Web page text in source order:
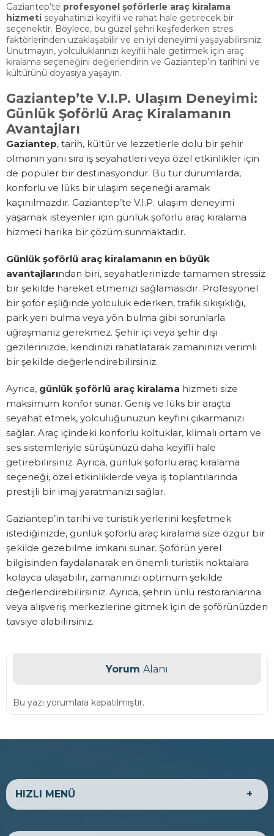
Gaziantep’te profesyonel şoförlerle araç kiralama
hizmeti seyahatinizi keyifli ve rahat hale getirecek bir
seçenektir. Böylece, bu güzel şehri keşfederken stres
faktörlerinden uzaklaşabilir ve en iyi deneyimi yaşayabilirsiniz.
Unutmayın, yolculuklarınızı keyifli hale getirmek için araç
kiralama seçeneğini değerlendirin ve Gaziantep’in tarihini ve
kültürünü doyasıya yaşayın.
Gaziantep’te V.I.P. Ulaşım Deneyimi:
Günlük Şoförlü Araç Kiralamanın
Avantajları
Gaziantep, tarih, kültür ve lezzetlerle dolu bir şehir
olmanın yanı sıra iş seyahatleri veya özel etkinlikler için
de popüler bir destinasyondur. Bu tür durumlarda,
konforlu ve lüks bir ulaşım seçeneği aramak
kaçınılmazdır. Gaziantep’te V.I.P. ulaşım deneyimi
yaşamak isteyenler için günlük şoförlü araç kiralama
hizmeti harika bir çözüm sunmaktadır.
Günlük şoförlü araç kiralamanın en büyük
avantajlarından biri, seyahatlerinizde tamamen stressiz
bir şekilde hareket etmenizi sağlamasıdır. Profesyonel
bir şoför eşliğinde yolculuk ederken, trafik sıkışıklığı,
park yeri bulma veya yön bulma gibi sorunlarla
uğraşmanız gerekmez. Şehir içi veya şehir dışı
gezilerinizde, kendinizi rahatlatarak zamanınızı verimli
bir şekilde değerlendirebilirsiniz.
Ayrıca, günlük şoförlü araç kiralama hizmeti size
maksimum konfor sunar. Geniş ve lüks bir araçta
seyahat etmek, yolculuğunuzun keyfini çıkarmanızı
sağlar. Araç içindeki konforlu koltuklar, klimalı ortam ve
ses sistemleriyle sürüşünüzü daha keyifli hale
getirebilirsiniz. Ayrıca, günlük şoförlü araç kiralama
seçeneği, özel etkinliklerde veya iş toplantılarında
prestijli bir imaj yaratmanızı sağlar.
Gaziantep’in tarihi ve turistik yerlerini keşfetmek
istediğinizde, günlük şoförlü araç kiralama size özgür bir
şekilde gezebilme imkanı sunar. Şoförün yerel
bilgisinden faydalanarak en önemli turistik noktalara
kolayca ulaşabilir, zamanınızı optimum şekilde
değerlendirebilirsiniz. Ayrıca, şehrin ünlü restoranlarına
veya alışveriş merkezlerine gitmek için de şoförünüzden
tavsiye alabilirsiniz.
Yorum Alanı
Bu yazı yorumlara kapatılmıştır.
HIZLI MENÜ
HAKKIMIZDA EKONOMİK ARAÇLAR